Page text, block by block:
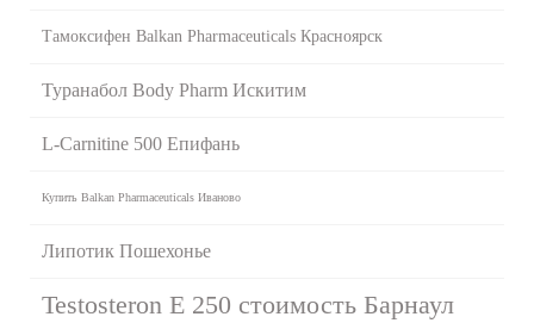
Тамоксифен Balkan Pharmaceuticals Красноярск
Туранабол Body Pharm Искитим
L-Carnitine 500 Епифань
Купить Balkan Pharmaceuticals Иваново
Липотик Пошехонье
Testosteron E 250 стоимость Барнаул